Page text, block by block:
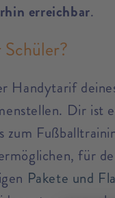
erreichbar.
Handytarif
Dir ist
zum
für
Pakete und